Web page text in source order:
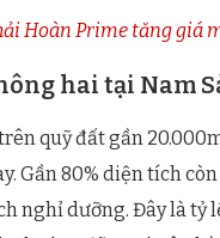
Hoàn Prime tăng giá
hai tại Nam
quỹ đất gần
Gần 80% diện tích
nghỉ dưỡng. Đây là tỷ